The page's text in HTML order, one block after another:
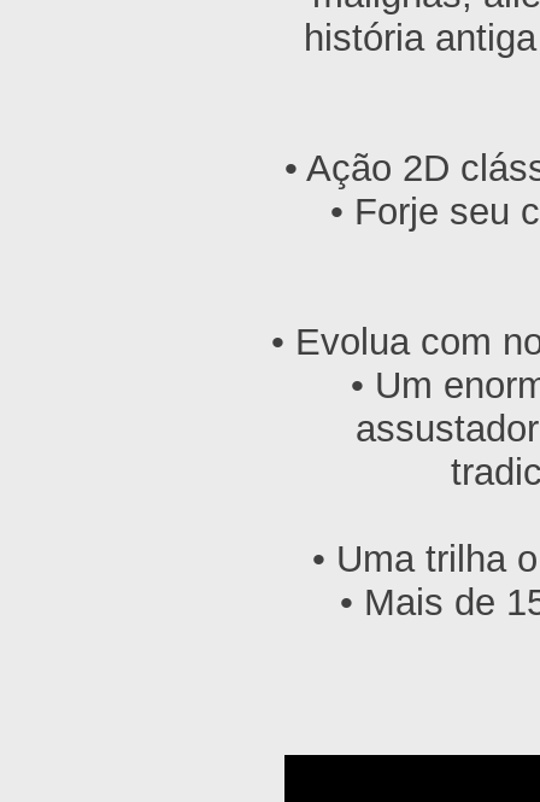
história
• Ação 2D
• Forje seu
• Evolua com
• Um
• Uma trilha
• Mais de